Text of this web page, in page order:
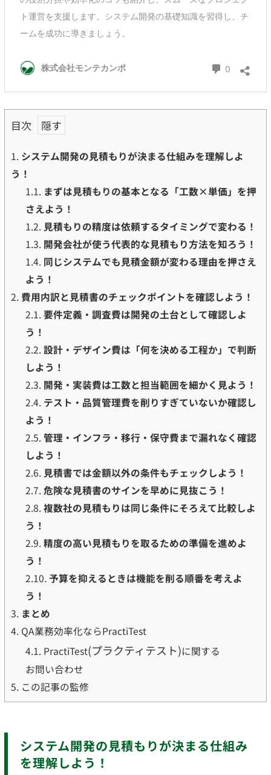
目次
1. システム開発の見積もりが決まる仕組みを理解しよ
う！
1.1. まずは見積もりの基本となる「工数×単価」を押
さえよう！
1.2.見積もりの精度は依頼するタイミングで変わる！
1.3. 開発会社が使う代表的な見積もり方法を知ろう！
1.4. 同じシステムでも見積金額が変わる理由を押さえ
よう！
2. 費用内訳と見積書のチェックポイントを確認しよう！
2.1.要件定義・調査費は開発の土台として確認しよ
う！
2.2.設計・デザイン費は「何を決める工程か」で判断
しよう！
2.3. 開発・実装費は工数と担当範囲を細かく見よう！
2.4. テスト・品質管理費を削りすぎていないか確認し
よう！
2.5.管理・インフラ・移行・保守費まで漏れなく確認
しよう！
2.6.見積書では金額以外の条件もチェックしよう！
2.7.危険な見積書のサインを早めに見抜こう！
2.8.複数社の見積もりは同じ条件にそろえて比較しよ
う！
2.9.精度の高い見積もりを取るための準備を進めよ
う！
2.10.予算を抑えるときは機能を削る順番を考えよ
う！
3. まとめ
4. QA業務効率化ならPractiTest
4.1.PractiTest(プラクティテスト)に関する
お問い合わせ
5. この記事の監修
システム開発の見積もりが決まる仕組み
を理解しよう！